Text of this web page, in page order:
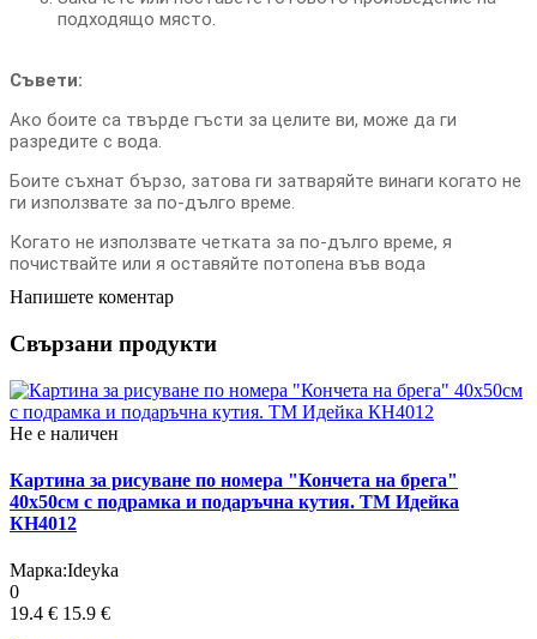
подходящо място.
Съвети:
Ако боите са твърде гъсти за целите ви, може да ги
разредите с вода.
Боите съхнат бързо, затова ги затваряйте винаги когато не
ги използвате за по-дълго време.
Когато не използвате четката за по-дълго време, я
почиствайте или я оставяйте потопена във вода
Напишете коментар
Свързани продукти
Не е наличен
Картина за рисуване по номера "Кончета на брега"
40х50см с подрамка и подаръчна кутия. TM Идейка
КН4012
Марка:Ideyka
0
19.4 € 15.9 €